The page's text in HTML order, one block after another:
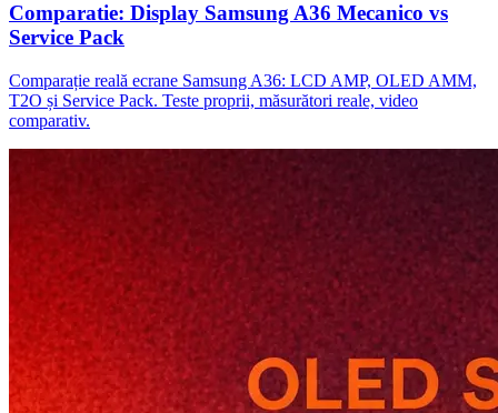
Comparatie: Display Samsung A36 Mecanico vs
Service Pack
Comparație reală ecrane Samsung A36: LCD AMP, OLED AMM,
T2O și Service Pack. Teste proprii, măsurători reale, video
comparativ.